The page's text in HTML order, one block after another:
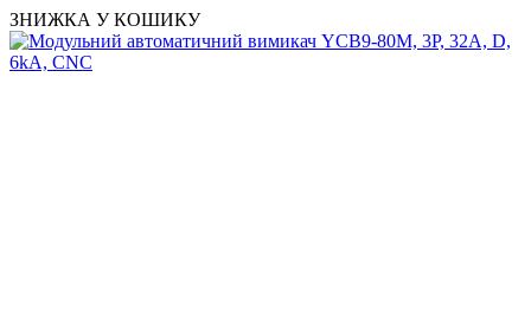
ЗНИЖКА У КОШИКУ